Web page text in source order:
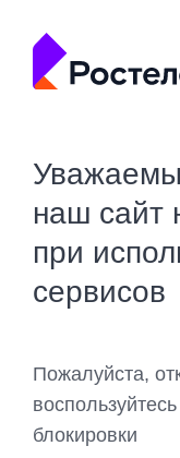
наш сайт
при
сервисов
Пожалуйста,
блокировки